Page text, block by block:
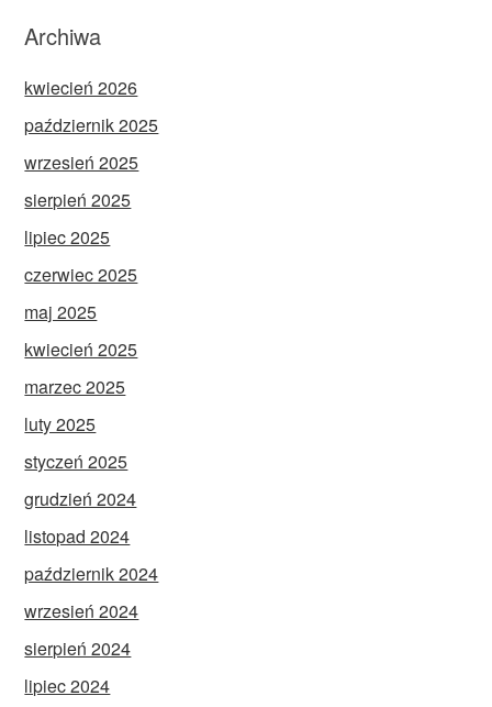
Archiwa
kwiecień 2026
październik 2025
wrzesień 2025
sierpień 2025
lipiec 2025
czerwiec 2025
maj 2025
kwiecień 2025
marzec 2025
luty 2025
styczeń 2025
grudzień 2024
listopad 2024
październik 2024
wrzesień 2024
sierpień 2024
lipiec 2024